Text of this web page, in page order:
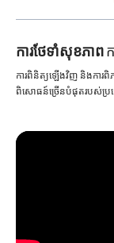
ការ​ថែទាំ​សុខភាព
ការពិនិត្យឡើងវិញ និងការ
ពិសោធន៍ច្រើនបំផុតរបស់ប្រ